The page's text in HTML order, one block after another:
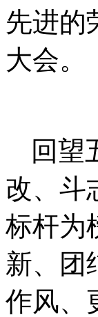
先进的
大会。
回望
改、斗
标杆为
新、团
作风、